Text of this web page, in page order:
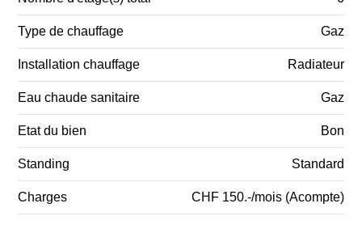
Type de chauffage Gaz
Installation chauffage Radiateur
Eau chaude sanitaire Gaz
Etat du bien Bon
Standing Standard
Charges CHF 150.-/mois (Acompte)